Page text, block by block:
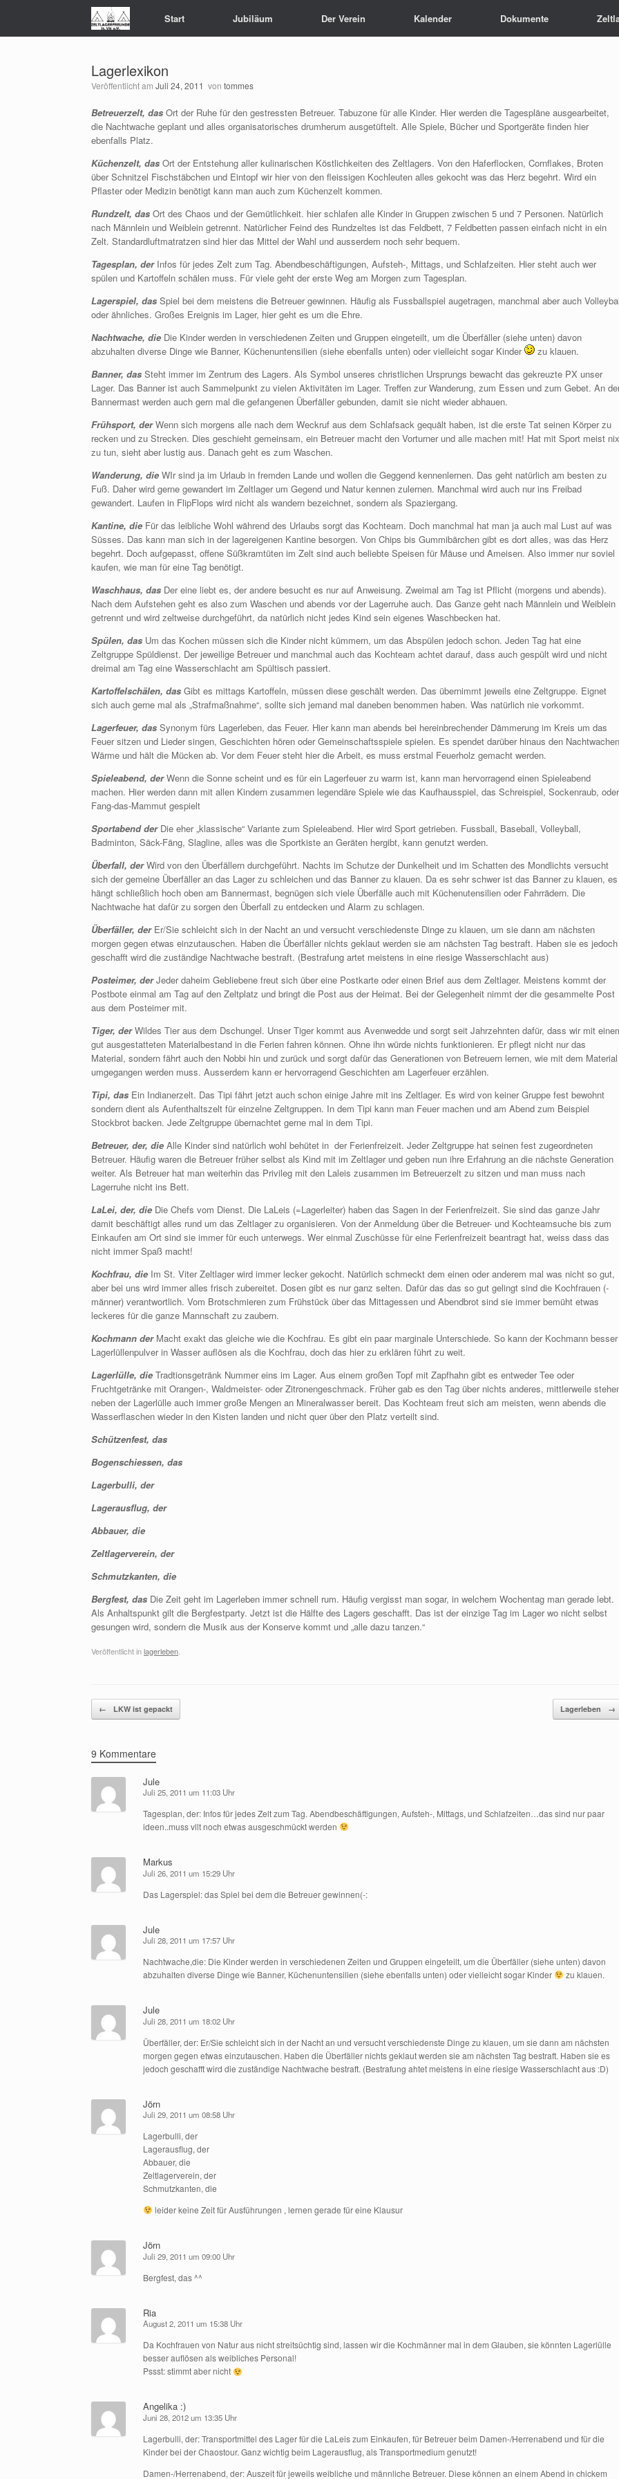
Start Jubiläum Der Verein Kalender Dokumente
Lagerlexikon
Veröffentlicht am Juli 24, 2011 von tommes
Betreuerzelt, das Ort der Ruhe für den gestressten Betreuer. Tabuzone für alle Kinder. Hier werden die Tagespläne ausgearbeitet,
die Nachtwache geplant und alles organisatorisches drumherum ausgetüftelt. Alle Spiele, Bücher und Sportgeräte finden hier
ebenfalls Platz.
Küchenzelt, das Ort der Entstehung aller kulinarischen Köstlichkeiten des Zeltlagers. Von den Haferflocken, Cornflakes, Broten
über Schnitzel Fischstäbchen und Eintopf wir hier von den fleissigen Kochleuten alles gekocht was das Herz begehrt. Wird ein
Pflaster oder Medizin benötigt kann man auch zum Küchenzelt kommen.
Rundzelt, das Ort des Chaos und der Gemütlichkeit. hier schlafen alle Kinder in Gruppen zwischen 5 und 7 Personen. Natürlich
nach Männlein und Weiblein getrennt. Natürlicher Feind des Rundzeltes ist das Feldbett, 7 Feldbetten passen einfach nicht in ein
Zelt. Standardluftmatratzen sind hier das Mittel der Wahl und ausserdem noch sehr bequem.
Tagesplan, der Infos für jedes Zelt zum Tag. Abendbeschäftigungen, Aufsteh-, Mittags, und Schlafzeiten. Hier steht auch wer
spülen und Kartoffeln schälen muss. Für viele geht der erste Weg am Morgen zum Tagesplan.
Lagerspiel, das Spiel bei dem meistens die Betreuer gewinnen. Häufig als Fussballspiel augetragen, manchmal aber auch
oder ähnliches. Großes Ereignis im Lager, hier geht es um die Ehre.
Nachtwache, die Die Kinder werden in verschiedenen Zeiten und Gruppen eingeteilt, um die Überfäller (siehe unten) davon
abzuhalten diverse Dinge wie Banner, Küchenuntensilien (siehe ebenfalls unten) oder vielleicht sogar Kinder
zu klauen.
Banner, das Steht immer im Zentrum des Lagers. Als Symbol unseres christlichen Ursprungs bewacht das gekreuzte PX unser
Lager. Das Banner ist auch Sammelpunkt zu vielen Aktivitäten im Lager. Treffen zur Wanderung, zum Essen und zum Gebet. An
Bannermast werden auch gern mal die gefangenen Überfäller gebunden, damit sie nicht wieder abhauen.
Frühsport, derWenn sich morgens alle nach dem Weckruf aus dem Schlafsack gequält haben, ist die erste Tat seinen Körper zu
recken und zu Strecken. Dies geschieht gemeinsam, ein Betreuer macht den Vorturner und alle machen mit! Hat mit Sport meist nix
zu tun, sieht aber lustig aus. Danach geht es zum Waschen.
Wanderung, die WIr sind ja im Urlaub in fremden Lande und wollen die Geggend kennenlernen. Das geht natürlich am besten zu
Fuß. Daher wird gerne gewandert im Zeltlager um Gegend und Natur kennen zulernen. Manchmal wird auch nur ins Freibad
gewandert. Laufen in FlipFlops wird nicht als wandern bezeichnet, sondern als Spaziergang.
Kantine, die Für das leibliche Wohl während des Urlaubs sorgt das Kochteam. Doch manchmal hat man ja auch mal Lust auf was
Süsses. Das kann man sich in der lagereigenen Kantine besorgen. Von Chips bis Gummibärchen gibt es dort alles, was das Herz
begehrt. Doch aufgepasst, offene Süßkramtüten im Zelt sind auch beliebte Speisen für Mäuse und Ameisen. Also immer nur soviel
kaufen, wie man für eine Tag benötigt.
Waschhaus, das Der eine liebt es, der andere besucht es nur auf Anweisung. Zweimal am Tag ist Pflicht (morgens und abends).
Nach dem Aufstehen geht es also zum Waschen und abends vor der Lagerruhe auch. Das Ganze geht nach Männlein und Weiblein
getrennt und wird zeltweise durchgeführt, da natürlich nicht jedes Kind sein eigenes Waschbecken hat.
Spülen, das Um das Kochen müssen sich die Kinder nicht kümmern, um das Abspülen jedoch schon. Jeden Tag hat eine
Zeltgruppe Spüldienst. Der jeweilige Betreuer und manchmal auch das Kochteam achtet darauf, dass auch gespült wird und nicht
dreimal am Tag eine Wasserschlacht am Spültisch passiert.
Kartoffelschälen, das Gibt es mittags Kartoffeln, müssen diese geschält werden. Das übernimmt jeweils eine Zeltgruppe. Eignet
sich auch gerne mal als „Strafmaßnahme“, sollte sich jemand mal daneben benommen haben. Was natürlich nie vorkommt.
Lagerfeuer, das Synonym fürs Lagerleben, das Feuer. Hier kann man abends bei hereinbrechender Dämmerung im Kreis um das
Feuer sitzen und Lieder singen, Geschichten hören oder Gemeinschaftsspiele spielen. Es spendet darüber hinaus den Nachtwachen
Wärme und hält die Mücken ab. Vor dem Feuer steht hier die Arbeit, es muss erstmal Feuerholz gemacht werden.
Spieleabend, derWenn die Sonne scheint und es für ein Lagerfeuer zu warm ist, kann man hervorragend einen Spieleabend
machen. Hier werden dann mit allen Kindern zusammen legendäre Spiele wie das Kaufhausspiel, das Schreispiel, Sockenraub, oder
Fang-das-Mammut gespielt
Sportabend der Die eher „klassische“ Variante zum Spieleabend. Hier wird Sport getrieben. Fussball, Baseball, Volleyball,
Badminton, Säck-Fäng, Slagline, alles was die Sportkiste an Geräten hergibt, kann genutzt werden.
Überfall, derWird von den Überfällern durchgeführt. Nachts im Schutze der Dunkelheit und im Schatten des Mondlichts versucht
sich der gemeine Überfäller an das Lager zu schleichen und das Banner zu klauen. Da es sehr schwer ist das Banner zu klauen, es
hängt schließlich hoch oben am Bannermast, begnügen sich viele Überfälle auch mit Küchenutensilien oder Fahrrädern. Die
Nachtwache hat dafür zu sorgen den Überfall zu entdecken und Alarm zu schlagen.
Überfäller, derEr/Sie schleicht sich in der Nacht an und versucht verschiedenste Dinge zu klauen, um sie dann am nächsten
morgen gegen etwas einzutauschen. Haben die Überfäller nichts geklaut werden sie am nächsten Tag bestraft. Haben sie es jedoch
geschafft wird die zuständige Nachtwache bestraft. (Bestrafung artet meistens in eine riesige Wasserschlacht aus)
Posteimer, derJeder daheim Gebliebene freut sich über eine Postkarte oder einen Brief aus dem Zeltlager. Meistens kommt der
Postbote einmal am Tag auf den Zeltplatz und bringt die Post aus der Heimat. Bei der Gelegenheit nimmt der die gesammelte Post
aus dem Posteimer mit.
Tiger, derWildes Tier aus dem Dschungel. Unser Tiger kommt aus Avenwedde und sorgt seit Jahrzehnten dafür, dass wir mit
gut ausgestatteten Materialbestand in die Ferien fahren können. Ohne ihn würde nichts funktionieren. Er pflegt nicht nur das
Material, sondern fährt auch den Nobbi hin und zurück und sorgt dafür das Generationen von Betreuern lernen, wie mit dem Material
umgegangen werden muss. Ausserdem kann er hervorragend Geschichten am Lagerfeuer erzählen.
Tipi, das Ein Indianerzelt. Das Tipi fährt jetzt auch schon einige Jahre mit ins Zeltlager. Es wird von keiner Gruppe fest bewohnt
sondern dient als Aufenthaltszelt für einzelne Zeltgruppen. In dem Tipi kann man Feuer machen und am Abend zum Beispiel
Stockbrot backen. Jede Zeltgruppe übernachtet gerne mal in dem Tipi.
Betreuer, der, die Alle Kinder sind natürlich wohl behütet in der Ferienfreizeit. Jeder Zeltgruppe hat seinen fest zugeordneten
Betreuer. Häufig waren die Betreuer früher selbst als Kind mit im Zeltlager und geben nun ihre Erfahrung an die nächste Generation
weiter. Als Betreuer hat man weiterhin das Privileg mit den Laleis zusammen im Betreuerzelt zu sitzen und man muss nach
Lagerruhe nicht ins Bett.
LaLei, der, die Die Chefs vom Dienst. Die LaLeis (=Lagerleiter) haben das Sagen in der Ferienfreizeit. Sie sind das ganze Jahr
damit beschäftigt alles rund um das Zeltlager zu organisieren. Von der Anmeldung über die Betreuer- und Kochteamsuche bis zum
Einkaufen am Ort sind sie immer für euch unterwegs. Wer einmal Zuschüsse für eine Ferienfreizeit beantragt hat, weiss dass das
nicht immer Spaß macht!
Kochfrau, die Im St. Viter Zeltlager wird immer lecker gekocht. Natürlich schmeckt dem einen oder anderem mal was nicht so gut,
aber bei uns wird immer alles frisch zubereitet. Dosen gibt es nur ganz selten. Dafür das das so gut gelingt sind die Kochfrauen (-
männer) verantwortlich. Vom Brotschmieren zum Frühstück über das Mittagessen und Abendbrot sind sie immer bemüht etwas
leckeres für die ganze Mannschaft zu zaubern.
Kochmann derMacht exakt das gleiche wie die Kochfrau. Es gibt ein paar marginale Unterschiede. So kann der Kochmann besser
Lagerlüllenpulver in Wasser auflösen als die Kochfrau, doch das hier zu erklären führt zu weit.
Lagerlülle, die Tradtionsgetränk Nummer eins im Lager. Aus einem großen Topf mit Zapfhahn gibt es entweder Tee oder
Fruchtgetränke mit Orangen-, Waldmeister- oder Zitronengeschmack. Früher gab es den Tag über nichts anderes, mittlerweile
neben der Lagerlülle auch immer große Mengen an Mineralwasser bereit. Das Kochteam freut sich am meisten, wenn abends die
Wasserflaschen wieder in den Kisten landen und nicht quer über den Platz verteilt sind.
Schützenfest, das
Bogenschiessen, das
Lagerbulli, der
Lagerausflug, der
Abbauer, die
Zeltlagerverein, der
Schmutzkanten, die
Bergfest, das Die Zeit geht im Lagerleben immer schnell rum. Häufig vergisst man sogar, in welchem Wochentag man gerade lebt.
Als Anhaltspunkt gilt die Bergfestparty. Jetzt ist die Hälfte des Lagers geschafft. Das ist der einzige Tag im Lager wo nicht selbst
gesungen wird, sondern die Musik aus der Konserve kommt und „alle dazu tanzen.“
Veröffentlicht inlagerleben
Beitragsnavigation
← LKW ist gepackt Lagerleben →
9 Kommentare
Jule
Juli 25, 2011 um 11:03 Uhr
Tagesplan, der: Infos für jedes Zelt zum Tag. Abendbeschäftigungen, Aufsteh-, Mittags, und Schlafzeiten…das sind nur paar
ideen..muss vllt noch etwas ausgeschmückt werden
Markus
Juli 26, 2011 um 15:29 Uhr
Das Lagerspiel: das Spiel bei dem die Betreuer gewinnen(-:
Jule
Juli 28, 2011 um 17:57 Uhr
Nachtwache,die: Die Kinder werden in verschiedenen Zeiten und Gruppen eingeteilt, um die Überfäller (siehe unten) davon
abzuhalten diverse Dinge wie Banner, Küchenuntensilien (siehe ebenfalls unten) oder vielleicht sogar Kinder
zu klauen.
Jule
Juli 28, 2011 um 18:02 Uhr
Überfäller, der: Er/Sie schleicht sich in der Nacht an und versucht verschiedenste Dinge zu klauen, um sie dann am nächsten
morgen gegen etwas einzutauschen. Haben die Überfäller nichts geklaut werden sie am nächsten Tag bestraft. Haben sie es
jedoch geschafft wird die zuständige Nachtwache bestraft. (Bestrafung ahtet meistens in eine riesige Wasserschlacht aus :D)
Jörn
Juli 29, 2011 um 08:58 Uhr
Lagerbulli, der
Lagerausflug, der
Abbauer, die
Zeltlagerverein, der
Schmutzkanten, die
leider keine Zeit für Ausführungen , lernen gerade für eine Klausur
Jörn
Juli 29, 2011 um 09:00 Uhr
Bergfest, das ^^
Ria
August 2, 2011 um 15:38 Uhr
Da Kochfrauen von Natur aus nicht streitsüchtig sind, lassen wir die Kochmänner mal in dem Glauben, sie könnten Lagerlülle
besser auflösen als weibliches Personal!
Pssst: stimmt aber nicht
Angelika :)
Juni 28, 2012 um 13:35 Uhr
Lagerbulli, der: Transportmittel des Lager für die LaLeis zum Einkaufen, für Betreuer beim Damen-/Herrenabend und für die
Kinder bei der Chaostour. Ganz wichtig beim Lagerausflug, als Transportmedium genutzt!
Damen-/Herrenabend, der: Auszeit für jeweils weibliche und männliche Betreuer. Diese können an einem Abend in chickem